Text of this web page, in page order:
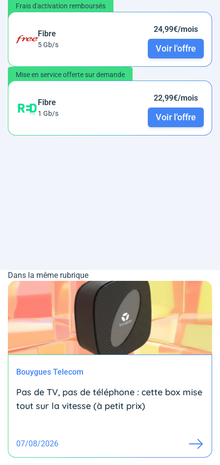
Frais d'activation remboursés
Fibre
5 Gb/s
24,99€/mois
Voir l'offre
Mise en service offerte sur demande
Fibre
1 Gb/s
22,99€/mois
Voir l'offre
Dans la même rubrique
Bouygues Telecom
Pas de TV, pas de téléphone : cette box mise
tout sur la vitesse (à petit prix)
07/08/2026